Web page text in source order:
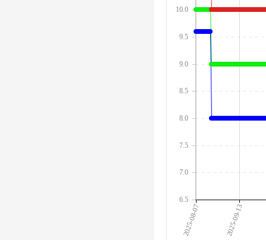
2025-08-07 2025-09-13
6.5
7.0
7.5
8.0
8.5
9.0
9.5
10.0